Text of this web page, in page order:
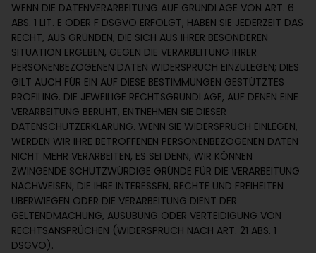
WENN DIE DATENVERARBEITUNG AUF GRUNDLAGE VON ART. 6
ABS. 1 LIT. E ODER F DSGVO ERFOLGT, HABEN SIE JEDERZEIT DAS
RECHT, AUS GRÜNDEN, DIE SICH AUS IHRER BESONDEREN
SITUATION ERGEBEN, GEGEN DIE VERARBEITUNG IHRER
PERSONENBEZOGENEN DATEN WIDERSPRUCH EINZULEGEN; DIES
GILT AUCH FÜR EIN AUF DIESE BESTIMMUNGEN GESTÜTZTES
PROFILING. DIE JEWEILIGE RECHTSGRUNDLAGE, AUF DENEN EINE
VERARBEITUNG BERUHT, ENTNEHMEN SIE DIESER
DATENSCHUTZERKLÄRUNG. WENN SIE WIDERSPRUCH EINLEGEN,
WERDEN WIR IHRE BETROFFENEN PERSONENBEZOGENEN DATEN
NICHT MEHR VERARBEITEN, ES SEI DENN, WIR KÖNNEN
ZWINGENDE SCHUTZWÜRDIGE GRÜNDE FÜR DIE VERARBEITUNG
NACHWEISEN, DIE IHRE INTERESSEN, RECHTE UND FREIHEITEN
ÜBERWIEGEN ODER DIE VERARBEITUNG DIENT DER
GELTENDMACHUNG, AUSÜBUNG ODER VERTEIDIGUNG VON
RECHTSANSPRÜCHEN (WIDERSPRUCH NACH ART. 21 ABS. 1
DSGVO).